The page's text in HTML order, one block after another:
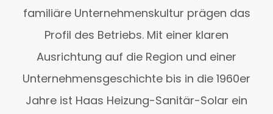
familiäre Unternehmenskultur prägen das
Profil des Betriebs. Mit einer klaren
Ausrichtung auf die Region und einer
Unternehmensgeschichte bis in die 1960er
Jahre ist Haas Heizung-Sanitär-Solar ein